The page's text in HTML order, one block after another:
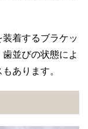
着するブラケッ
並びの状態によ
あります。